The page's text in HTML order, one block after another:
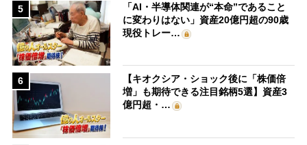
5
「AI・半導体関連が“本命”であること
に変わりはない」資産20億円超の90歳
現役トレー…
6
【キオクシア・ショック後に「株価倍
増」も期待できる注目銘柄5選】資産3
億円超・…